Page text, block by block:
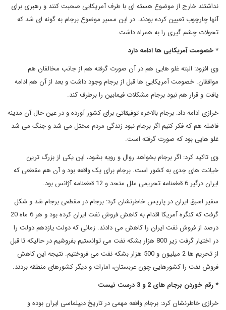
نداشتند خارج از موضوع هسته ای با طرف آمریکایی صحبت کنند و رهبری برای
آنها چارچوب تعیین کرده بودند. در این مسیر موضوع برجام به گونه ای شد که
تحولات چشم گیری را به همراه داشت.
* خصومت آمریکایی ها ادامه دارد
وی افزود: البته غلو هایی هم در آن صورت گرفته هم از جانب مخالفان هم
موافقان. خصومت آمریکایی ها قبل از برجام وجود داشت و بعد از آن هم ادامه
یافت و قرار هم نبود برجام مشکلات فیمابین را برطرف کند.
خرازی ادامه داد: برجام بالاخره توفیقاتی برای کشور آورده و در عین حال آن مدینه
فاضله هم که فکر کنیم اگر برجام نبود زندگی مردم مختل می شد و جنگ می شد
غلو هایی بود که صورت گرفته است.
وی تاکید کرد: اگر برجام بخواهد روال و رویه بشود، این یکی از بزرگ ترین
خیانت های جدی به کشور است. برجام برای یک واقعه بود و آن هم مقطعی که
ایران درگیر 6 قطعنامه تحریمی ملل متحد و 12 قطعنامه آژانس بود.
سفیر اسبق ایران در پاریس خاطرنشان کرد: برجام در مقطعی برجام شد و شکل
گرفت که کنگره آمریکا اقدام به کاهش فروش نفت ایران کرده بود و هر 6 ماه 20
درصد از فروش نفت ایران را کاهش می دادند. زمانی که دولت یازدهم دولت را
در اختیار گرفت زیر 800 هزار بشکه نفت می توانستیم بفروشیم در حالیکه تا قبل
از تحریم ها 2 میلیون و 500 هزار بشکه نفت می فروختیم. نتیجه این کاهش
فروش نفت را کشورهایی چون عربستان، امارات و دیگر کشورهای منطقه بردند.
* رقم خوردن برجام های 2 و 3 درست نیست
خرازی خاطرنشان کرد: برجام واقعه مهمی در تاریخ دیپلماسی ایران بوده و